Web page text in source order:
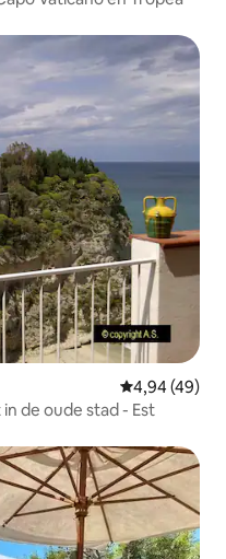
Gemiddelde
4,94 (49)
de oude stad - Est